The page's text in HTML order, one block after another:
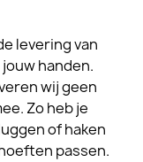
levering van
handen.
wij geen
Zo heb je
of haken
passen.